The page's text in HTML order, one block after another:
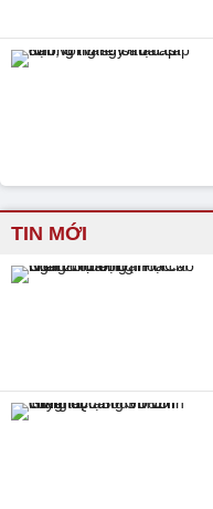
TIN MỚI